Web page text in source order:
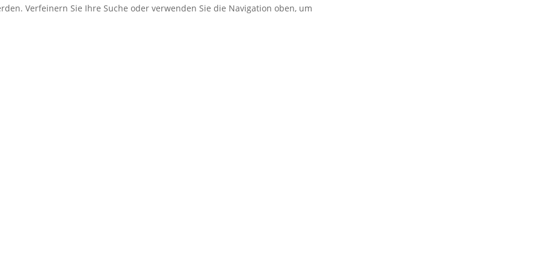
Verfeinern Sie Ihre Suche oder verwenden Sie die Navigation oben, um